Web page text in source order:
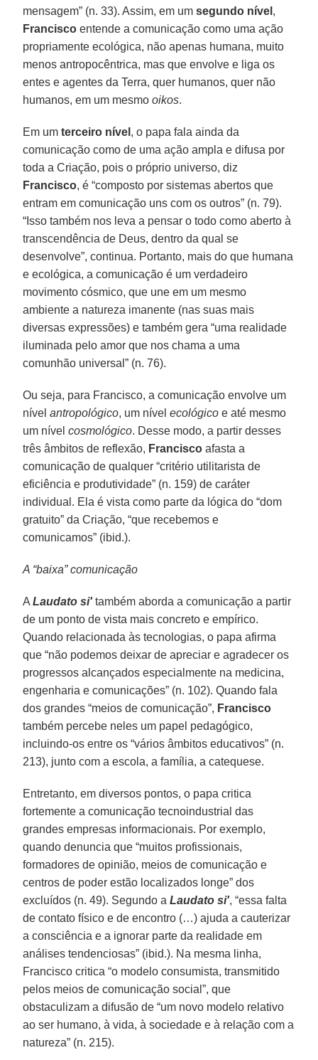
mensagem” (n. 33). Assim, em umsegundo nível ,
Francisco entende a comunicação como uma ação
propriamente ecológica, não apenas humana, muito
menos antropocêntrica, mas que envolve e liga os
entes e agentes da Terra, quer humanos, quer não
humanos, em um mesmooikos.
Em umterceiro nível , o papa fala ainda da
comunicação como de uma ação ampla e difusa por
toda a Criação, pois o próprio universo, diz
Francisco, é “composto por sistemas abertos que
entram em comunicação uns com os outros” (n. 79).
“Isso também nos leva a pensar o todo como aberto à
transcendência de Deus, dentro da qual se
desenvolve”, continua. Portanto, mais do que humana
e ecológica, a comunicação é um verdadeiro
movimento cósmico, que une em um mesmo
ambiente a natureza imanente (nas suas mais
diversas expressões) e também gera “uma realidade
iluminada pelo amor que nos chama a uma
comunhão universal” (n. 76).
Ou seja, para Francisco, a comunicação envolve um
nívelantropológico, um nívelecológico e até mesmo
um nívelcosmológico. Desse modo, a partir desses
três âmbitos de reflexão, Francisco afasta a
comunicação de qualquer “critério utilitarista de
eficiência e produtividade” (n. 159) de caráter
individual. Ela é vista como parte da lógica do “dom
gratuito” da Criação, “que recebemos e
comunicamos” (ibid.).
A “baixa” comunicação
ALaudato si' também aborda a comunicação a partir
de um ponto de vista mais concreto e empírico.
Quando relacionada às tecnologias, o papa afirma
que “não podemos deixar de apreciar e agradecer os
progressos alcançados especialmente na medicina,
engenharia e comunicações” (n. 102). Quando fala
dos grandes “meios de comunicação”, Francisco
também percebe neles um papel pedagógico,
incluindo-os entre os “vários âmbitos educativos” (n.
213), junto com a escola, a família, a catequese.
Entretanto, em diversos pontos, o papa critica
fortemente a comunicação tecnoindustrial das
grandes empresas informacionais. Por exemplo,
quando denuncia que “muitos profissionais,
formadores de opinião, meios de comunicação e
centros de poder estão localizados longe” dos
excluídos (n. 49). Segundo aLaudato si', “essa falta
de contato físico e de encontro (…) ajuda a cauterizar
a consciência e a ignorar parte da realidade em
análises tendenciosas” (ibid.). Na mesma linha,
Francisco critica “o modelo consumista, transmitido
pelos meios de comunicação social”, que
obstaculizam a difusão de “um novo modelo relativo
ao ser humano, à vida, à sociedade e à relação com a
natureza” (n. 215).